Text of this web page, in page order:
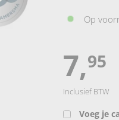
Op
7,95
Inclusief BTW
Voeg je